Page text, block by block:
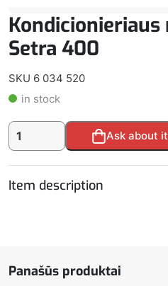
Setra 400
SKU 6 034 520
in stock
produkto
kiekis:
Setra
Ask about
Alternative:
Item description
Panašūs produktai